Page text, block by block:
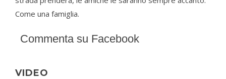
Come una famiglia.
Commenta su Facebook
VIDEO